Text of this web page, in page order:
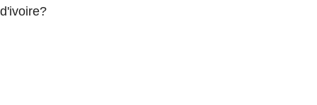
d'ivoire?